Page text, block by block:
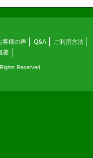
客様の声 Q&A
ご利用方法
要
Reserved.